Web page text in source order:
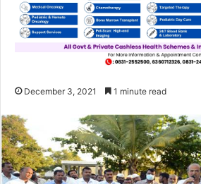
December 3, 2021 1 minute read